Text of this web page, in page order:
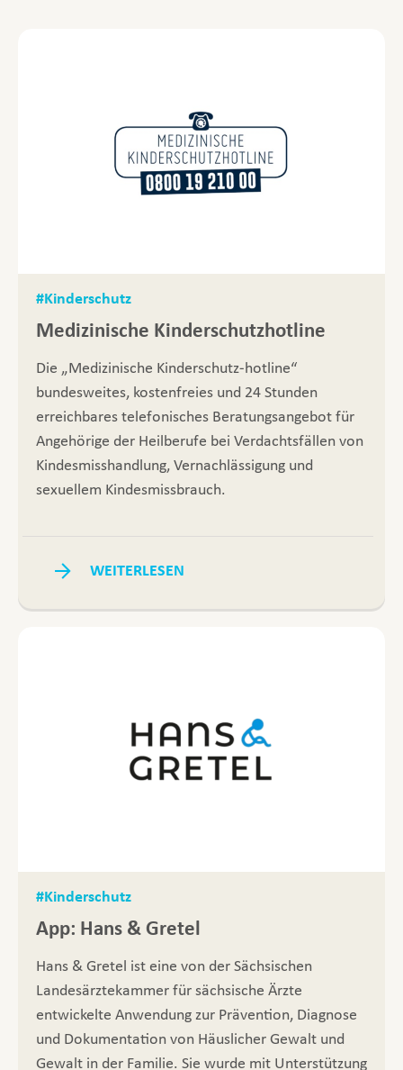
#Kinderschutz
Medizinische Kinderschutzhotline
Die „Medizinische Kinderschutz-hotline“
bundesweites, kostenfreies und 24 Stunden
erreichbares telefonisches Beratungsangebot für
Angehörige der Heilberufe bei Verdachtsfällen von
Kindesmisshandlung, Vernachlässigung und
sexuellem Kindesmissbrauch.
WEITERLESEN
#Kinderschutz
App: Hans & Gretel
Hans & Gretel ist eine von der Sächsischen
Landesärztekammer für sächsische Ärzte
entwickelte Anwendung zur Prävention, Diagnose
und Dokumentation von Häuslicher Gewalt und
Gewalt in der Familie. Sie wurde mit Unterstützung